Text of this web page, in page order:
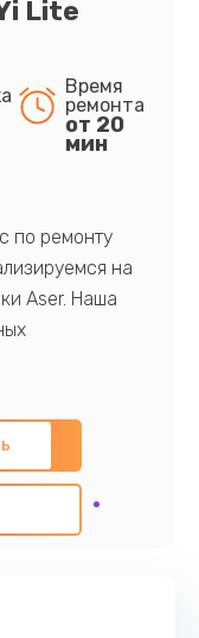
Lite
Время
ремонта
от 20
мин
по ремонту
на
Aser. Наша
и
ремонт с
а
предоставить
на